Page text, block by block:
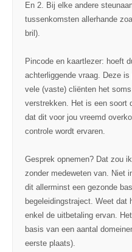
En 2. Bij elke andere
tussenkomsten allerhande
bril).
Pincode en kaartlezer: hoeft
achterliggende vraag. Deze
vele (vaste) cliënten het
verstrekken. Het is een soort
dat dit voor jou vreemd
controle wordt ervaren.
Gesprek opnemen? Dat zou
zonder medeweten van. Niet
dit allerminst een gezonde
begeleidingstraject. Weet dat
enkel de uitbetaling ervan.
basis van een aantal
eerste plaats).